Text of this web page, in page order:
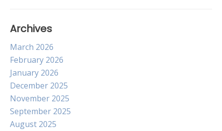
Archives
March 2026
February 2026
January 2026
December 2025
November 2025
September 2025
August 2025